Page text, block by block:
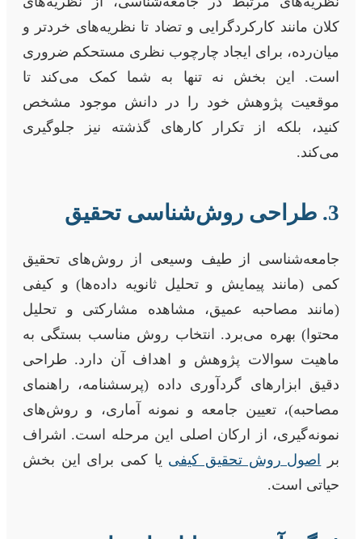
کلان مانند کارکردگرایی و تضاد تا نظریه‌های خردتر و
میان‌رده، برای ایجاد چارچوب نظری مستحکم ضروری
است. این بخش نه تنها به شما کمک می‌کند تا
موقعیت پژوهش خود را در دانش موجود مشخص
کنید، بلکه از تکرار کارهای گذشته نیز جلوگیری
می‌کند.
3. طراحی روش‌شناسی تحقیق
جامعه‌شناسی از طیف وسیعی از روش‌های تحقیق
کمی (مانند پیمایش و تحلیل ثانویه داده‌ها) و کیفی
(مانند مصاحبه عمیق، مشاهده مشارکتی و تحلیل
محتوا) بهره می‌برد. انتخاب روش مناسب بستگی به
ماهیت سوالات پژوهش و اهداف آن دارد. طراحی
دقیق ابزارهای گردآوری داده (پرسشنامه، راهنمای
مصاحبه)، تعیین جامعه و نمونه آماری، و روش‌های
نمونه‌گیری، از ارکان اصلی این مرحله است. اشراف
بر
اصول روش تحقیق کیفی یا کمی برای این بخش
حیاتی است.